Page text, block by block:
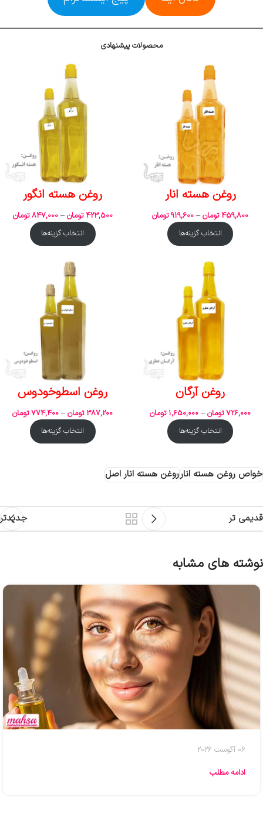
محصولات پیشنهادی
روغن هسته انار
459,800 تومان –
919,600 تومان
انتخاب گزینه‌ها
روغن هسته انگور
423,500 تومان –
847,000 تومان
انتخاب گزینه‌ها
روغن آرگان
726,000 تومان –
1,650,000 تومان
انتخاب گزینه‌ها
روغن اسطوخودوس
387,200 تومان –
774,400 تومان
انتخاب گزینه‌ها
خواص روغن هسته انارروغن هسته انار اصل
جدیدتر قدیمی تر
نوشته های مشابه
06 آگوست 2026
ادامه مطلب